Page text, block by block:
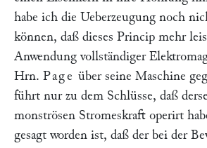
habe ich die Ueberzeugung noch
können, daß dieses Princip mehr
Anwendung vollständiger
Hrn. Page über seine Maschine
führt nur zu dem Schlüsse, daß
monströsen Stromeskraft operirt
gesagt worden ist, daß der bei der